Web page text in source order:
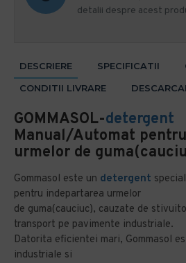
detalii despre acest
DESCRIERE SPECIFICATII
CONDITII LIVRARE
GOMMASOL-detergent
Manual/Automat
urmelor de
Gommasol este un detergent
pentru indepartarea urmelor
de guma(cauciuc), cauzate de
transport pe pavimente industriale.
Datorita eficientei mari, Gommasol
industriale si